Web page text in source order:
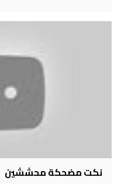
نكت مضحكة محششين